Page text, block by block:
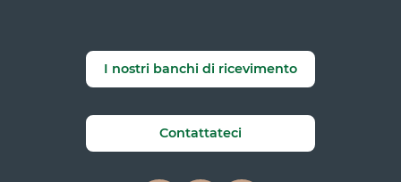
I nostri banchi di ricevimento
Contattateci